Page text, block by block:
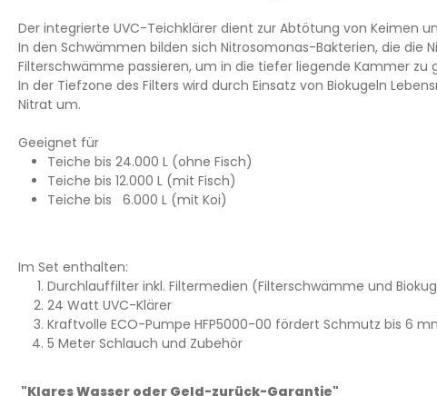
Der integrierte UVC-Teichklärer dient zur Abtötung von Keimen
In den Schwämmen bilden sich Nitrosomonas-Bakterien, die
Filterschwämme passieren, um in die tiefer liegende Kammer zu
In der Tiefzone des Filters wird durch Einsatz von Biokugeln
Nitrat um.
Geeignet für
Teiche bis 24.000 L (ohne Fisch)
Teiche bis 12.000 L (mit Fisch)
Teiche bis 6.000 L (mit Koi)
Im Set enthalten:
Durchlauffilter inkl. Filtermedien (Filterschwämme und
24 Watt UVC-Klärer
Kraftvolle ECO-Pumpe HFP5000-00 fördert Schmutz bis 6
5 Meter Schlauch und Zubehör
"Klares Wasser oder Geld-zurück-Garantie"